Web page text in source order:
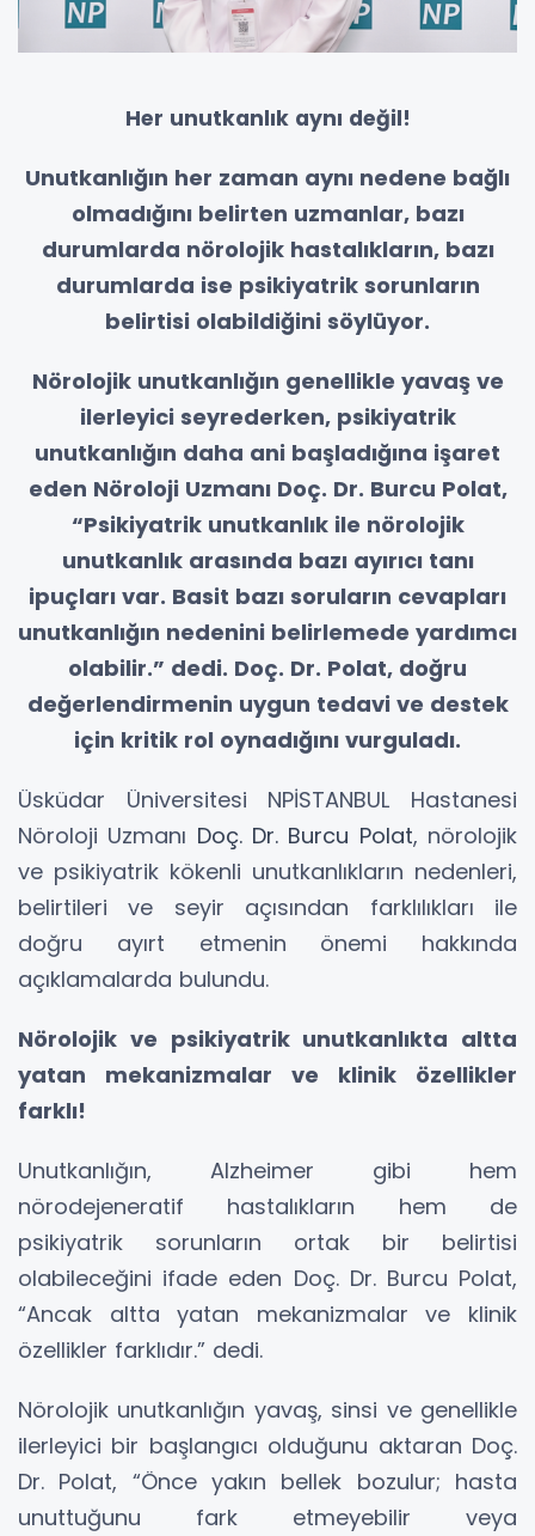
Her unutkanlık aynı değil!
Unutkanlığın her zaman aynı nedene bağlı
olmadığını belirten uzmanlar, bazı
durumlarda nörolojik hastalıkların, bazı
durumlarda ise psikiyatrik sorunların
belirtisi olabildiğini söylüyor.
Nörolojik unutkanlığın genellikle yavaş ve
ilerleyici seyrederken, psikiyatrik
unutkanlığın daha ani başladığına işaret
eden Nöroloji Uzmanı Doç. Dr. Burcu Polat,
“Psikiyatrik unutkanlık ile nörolojik
unutkanlık arasında bazı ayırıcı tanı
ipuçları var. Basit bazı soruların cevapları
unutkanlığın nedenini belirlemede yardımcı
olabilir.” dedi. Doç. Dr. Polat, doğru
değerlendirmenin uygun tedavi ve destek
için kritik rol oynadığını vurguladı.
Üsküdar Üniversitesi NPİSTANBUL Hastanesi
Nöroloji Uzmanı Doç. Dr. Burcu Polat, nörolojik
ve psikiyatrik kökenli unutkanlıkların nedenleri,
belirtileri ve seyir açısından farklılıkları ile
doğru ayırt etmenin önemi hakkında
açıklamalarda bulundu.
Nörolojik ve psikiyatrik unutkanlıkta altta
yatan mekanizmalar ve klinik özellikler
farklı!
Unutkanlığın, Alzheimer gibi hem
nörodejeneratif hastalıkların hem de
psikiyatrik sorunların ortak bir belirtisi
olabileceğini ifade eden Doç. Dr. Burcu Polat,
“Ancak altta yatan mekanizmalar ve klinik
özellikler farklıdır.” dedi.
Nörolojik unutkanlığın yavaş, sinsi ve genellikle
ilerleyici bir başlangıcı olduğunu aktaran Doç.
Dr. Polat, “Önce yakın bellek bozulur; hasta
unuttuğunu fark etmeyebilir veya